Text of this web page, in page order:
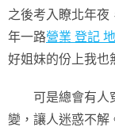
之後考入瞭北年夜
年一路營業 登記
好姐妹的份上我也
可是總會有人穿
變，讓人迷惑不解